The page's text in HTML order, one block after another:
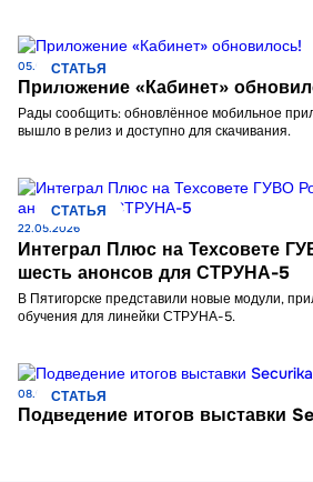
СТАТЬЯ
05.06.2026
Приложение «Кабинет»
Рады сообщить: обновлённое мобильное
вышло в релиз и доступно для скачивания.
СТАТЬЯ
22.05.2026
Интеграл Плюс на Техсовете
шесть анонсов для СТРУНА-5
В Пятигорске представили новые модули,
обучения для линейки СТРУНА-5.
СТАТЬЯ
08.05.2026
Подведение итогов выставки